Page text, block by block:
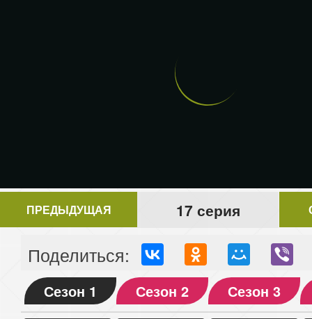
ПРЕДЫДУЩАЯ 17 серия
Поделиться:
Сезон 1 Сезон 2 Сезон 3